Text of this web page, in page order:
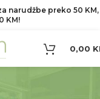
narudžbe preko 50 KM,
KM!
0,00